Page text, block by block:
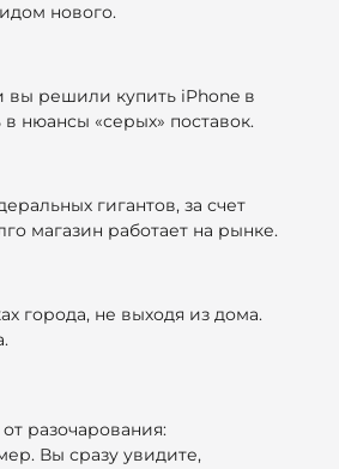
нового.
вы решили купить iPhone в
нюансы «серых» поставок.
гигантов, за счет
магазин работает на рынке.
города, не выходя из дома.
разочарования:
Вы сразу увидите,